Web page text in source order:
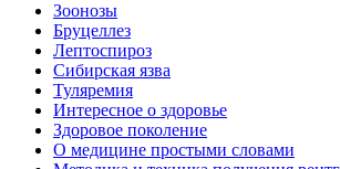
Зоонозы
Бруцеллез
Лептоспироз
Сибирская язва
Туляремия
Интересное о здоровье
Здоровое поколение
О медицине простыми словами